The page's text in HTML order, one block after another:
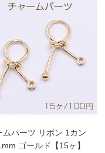
ムパーツ リボン 1カン
ゴールド【15ヶ】